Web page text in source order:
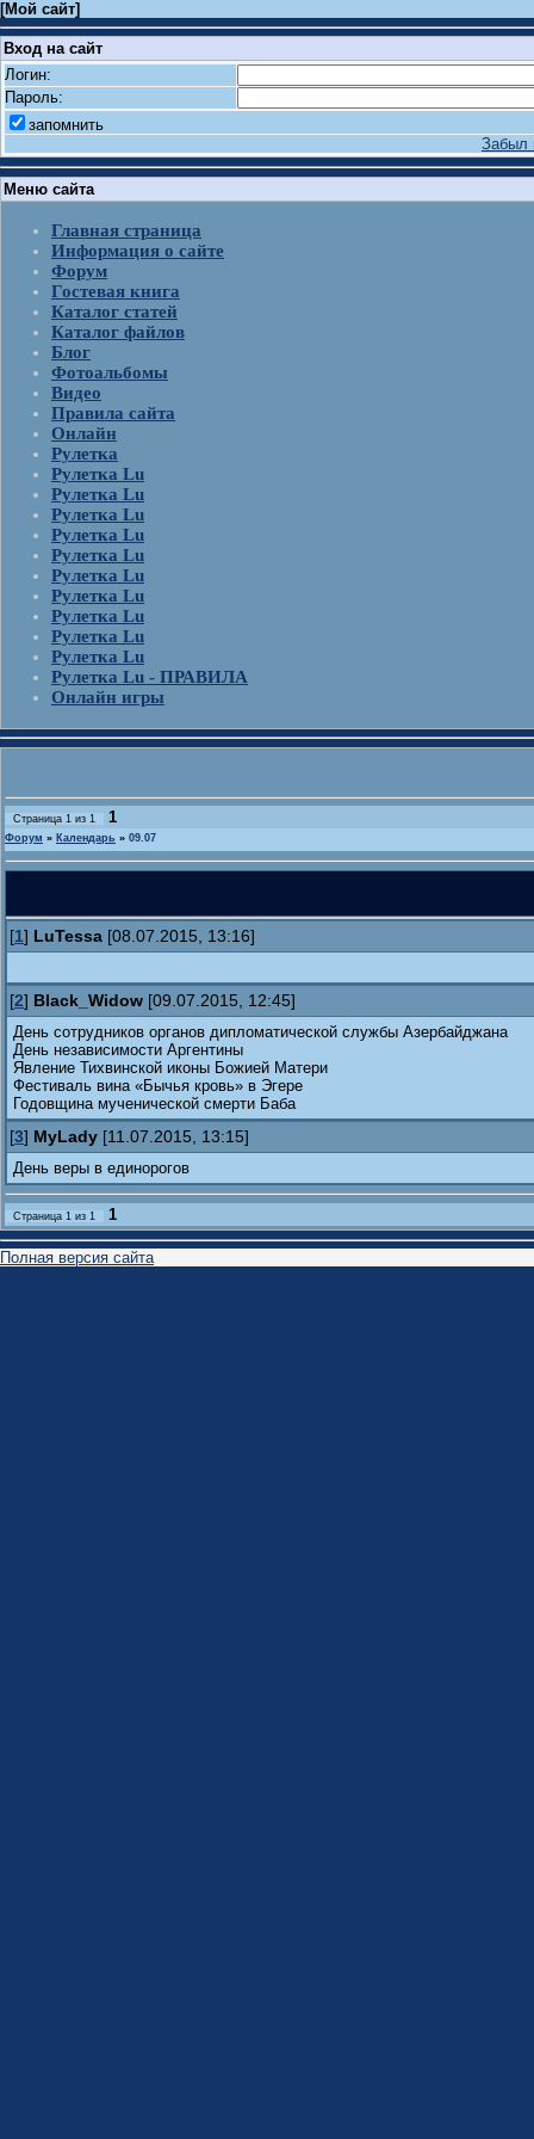
[Мой сайт]
Вход на сайт
Логин:
Пароль:
запомнить
Забыл
Меню сайта
Главная страница
Информация о сайте
Форум
Гостевая книга
Каталог статей
Каталог файлов
Блог
Фотоальбомы
Видео
Правила сайта
Онлайн
Рулетка
Рулетка Lu
Рулетка Lu
Рулетка Lu
Рулетка Lu
Рулетка Lu
Рулетка Lu
Рулетка Lu
Рулетка Lu
Рулетка Lu
Рулетка Lu
Рулетка Lu - ПРАВИЛА
Онлайн игры
Страница 1 из 1 1
Форум » Календарь » 09.07
[1] LuTessa [08.07.2015, 13:16]
[2] Black_Widow [09.07.2015, 12:45]
День сотрудников органов дипломатической службы Азербайджана
День независимости Аргентины
Явление Тихвинской иконы Божией Матери
Фестиваль вина «Бычья кровь» в Эгере
Годовщина мученической смерти Баба
[3] MyLady [11.07.2015, 13:15]
День веры в единорогов
Страница 1 из 1 1
Полная версия сайта